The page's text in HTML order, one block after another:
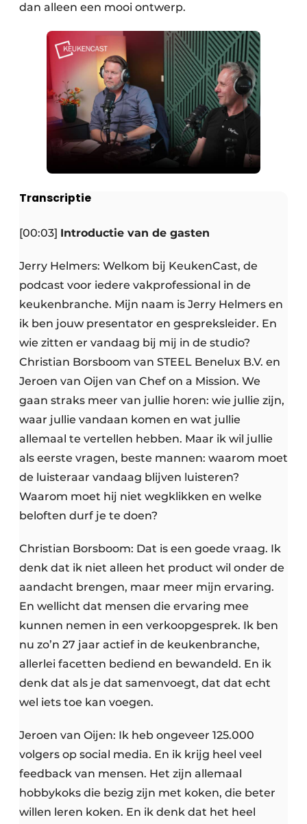
dan alleen een mooi ontwerp.
Transcriptie
[00:03] Introductie van de gasten
Jerry Helmers: Welkom bij KeukenCast, de
podcast voor iedere vakprofessional in de
keukenbranche. Mijn naam is Jerry Helmers en
ik ben jouw presentator en gespreksleider. En
wie zitten er vandaag bij mij in de studio?
Christian Borsboom van STEEL Benelux B.V. en
Jeroen van Oijen van Chef on a Mission. We
gaan straks meer van jullie horen: wie jullie zijn,
waar jullie vandaan komen en wat jullie
allemaal te vertellen hebben. Maar ik wil jullie
als eerste vragen, beste mannen: waarom moet
de luisteraar vandaag blijven luisteren?
Waarom moet hij niet wegklikken en welke
beloften durf je te doen?
Christian Borsboom: Dat is een goede vraag. Ik
denk dat ik niet alleen het product wil onder de
aandacht brengen, maar meer mijn ervaring.
En wellicht dat mensen die ervaring mee
kunnen nemen in een verkoopgesprek. Ik ben
nu zo’n 27 jaar actief in de keukenbranche,
allerlei facetten bediend en bewandeld. En ik
denk dat als je dat samenvoegt, dat dat echt
wel iets toe kan voegen.
Jeroen van Oijen: Ik heb ongeveer 125.000
volgers op social media. En ik krijg heel veel
feedback van mensen. Het zijn allemaal
hobbykoks die bezig zijn met koken, die beter
willen leren koken. En ik denk dat het heel